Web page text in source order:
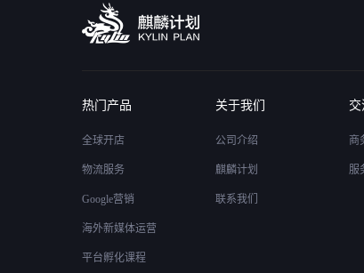
热门产品
全球开店
物流服务
Google营销
海外新媒体运营
平台孵化课程
关于我们
公司介绍
麒麟计划
联系我们
商
服